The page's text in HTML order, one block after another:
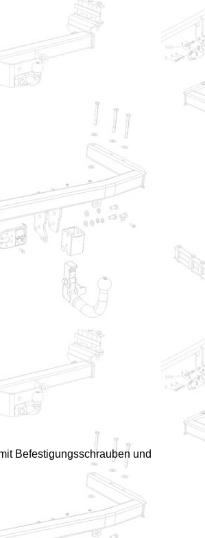
Befestigungsschrauben und